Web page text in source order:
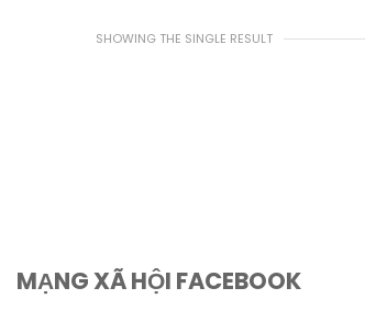
SHOWING THE SINGLE RESULT
MẠNG XÃ HỘI FACEBOOK